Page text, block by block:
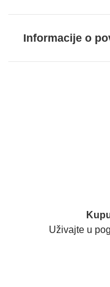
Informacije o
Uživajte u